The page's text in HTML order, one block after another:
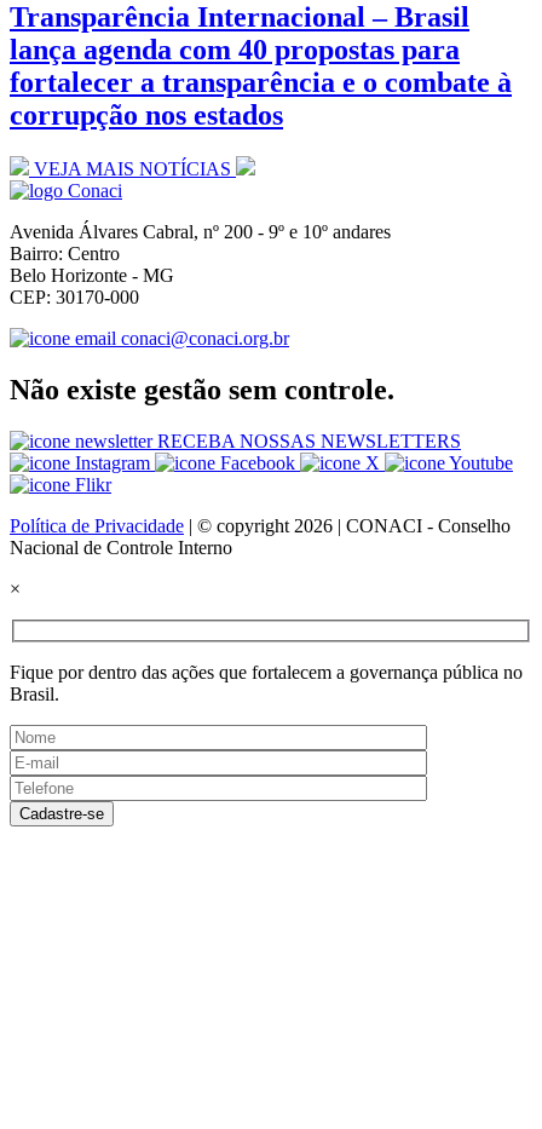
Transparência Internacional – Brasil
lança agenda com 40 propostas para
fortalecer a transparência e o combate à
corrupção nos estados
VEJA MAIS NOTÍCIAS
Avenida Álvares Cabral, nº 200 - 9º e 10º andares
Bairro: Centro
Belo Horizonte - MG
CEP: 30170-000
conaci@conaci.org.br
Não existe gestão sem controle.
RECEBA NOSSAS NEWSLETTERS
Política de Privacidade | © copyright 2026 | CONACI - Conselho
Nacional de Controle Interno
×
Fique por dentro das ações que fortalecem a governança pública no
Brasil.